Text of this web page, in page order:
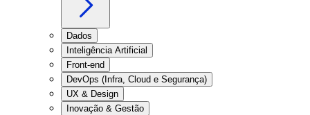
Dados
Inteligência Artificial
Front-end
DevOps (Infra, Cloud e Segurança)
UX & Design
Inovação & Gestão